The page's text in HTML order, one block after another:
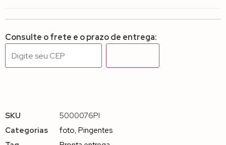
Consulte o frete e o prazo de entrega:
SKU
5000076PI
Categorias
foto, Pingentes